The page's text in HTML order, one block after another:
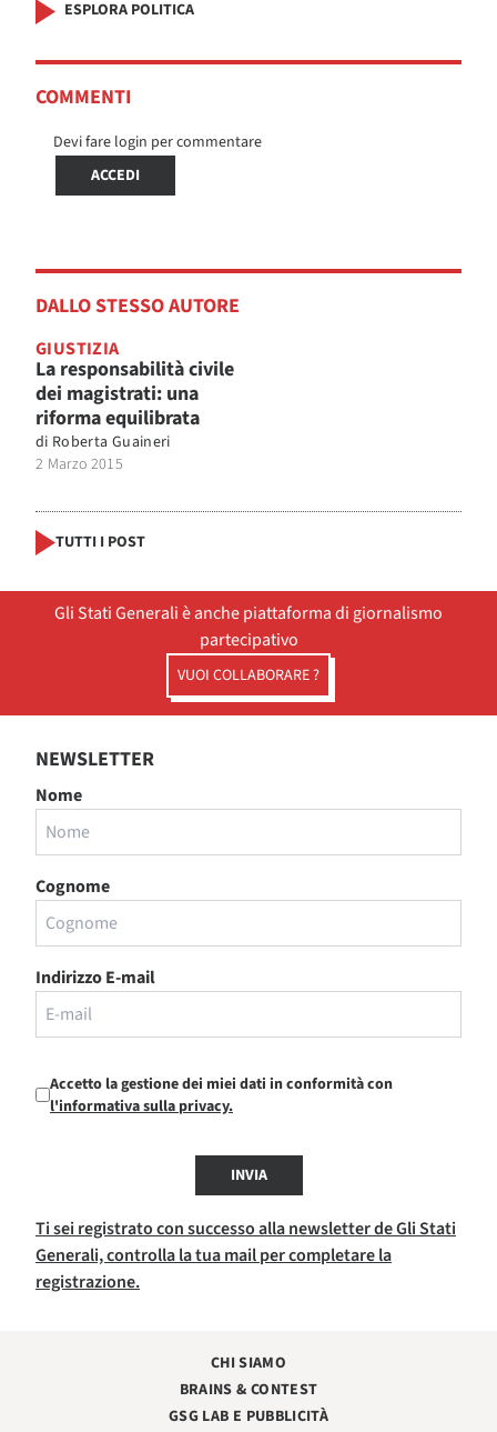
ESPLORA POLITICA
COMMENTI
Devi fare login per commentare
ACCEDI
DALLO STESSO AUTORE
GIUSTIZIA
La responsabilità civile
dei magistrati: una
riforma equilibrata
di Roberta Guaineri
2 Marzo 2015
TUTTI I POST
Gli Stati Generali è anche piattaforma di giornalismo
partecipativo
VUOI COLLABORARE ?
NEWSLETTER
Nome
Cognome
Indirizzo E-mail
Accetto la gestione dei miei dati in conformità con
l'informativa sulla privacy.
INVIA
Ti sei registrato con successo alla newsletter de Gli Stati
Generali, controlla la tua mail per completare la
registrazione.
CHI SIAMO
BRAINS & CONTEST
GSG LAB E PUBBLICITÀ